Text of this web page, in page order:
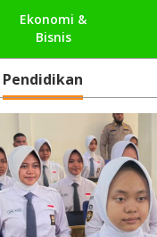
Ekonomi &
Bisnis
Pendidikan